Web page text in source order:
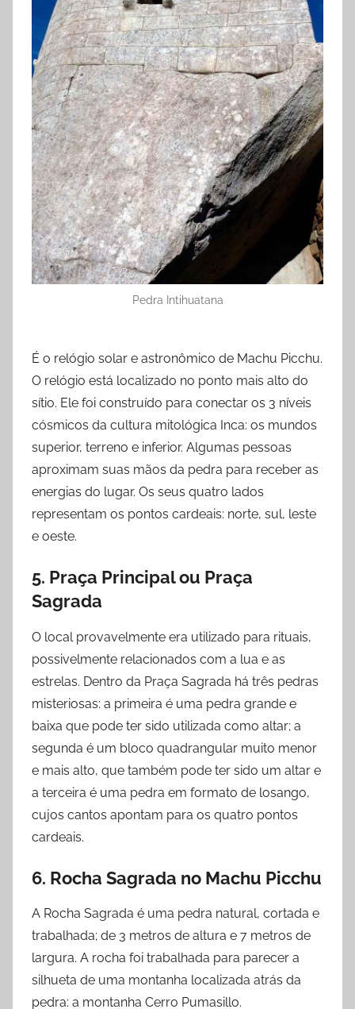
Pedra Intihuatana
É o relógio solar e astronômico de Machu Picchu.
O relógio está localizado no ponto mais alto do
sítio. Ele foi construído para conectar os 3 níveis
cósmicos da cultura mitológica Inca: os mundos
superior, terreno e inferior. Algumas pessoas
aproximam suas mãos da pedra para receber as
energias do lugar. Os seus quatro lados
representam os pontos cardeais: norte, sul, leste
e oeste.
5. Praça Principal ou Praça
Sagrada
O local provavelmente era utilizado para rituais,
possivelmente relacionados com a lua e as
estrelas. Dentro da Praça Sagrada há três pedras
misteriosas: a primeira é uma pedra grande e
baixa que pode ter sido utilizada como altar; a
segunda é um bloco quadrangular muito menor
e mais alto, que também pode ter sido um altar e
a terceira é uma pedra em formato de losango,
cujos cantos apontam para os quatro pontos
cardeais.
6. Rocha Sagrada no Machu Picchu
A Rocha Sagrada é uma pedra natural, cortada e
trabalhada; de 3 metros de altura e 7 metros de
largura. A rocha foi trabalhada para parecer a
silhueta de uma montanha localizada atrás da
pedra: a montanha Cerro Pumasillo.